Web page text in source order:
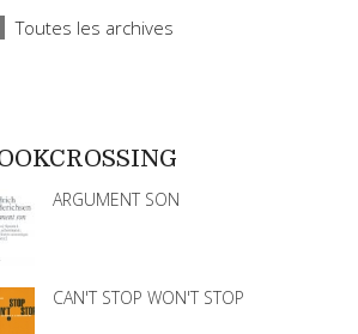
Toutes les archives
ARGUMENT SON
CAN'T STOP WON'T STOP